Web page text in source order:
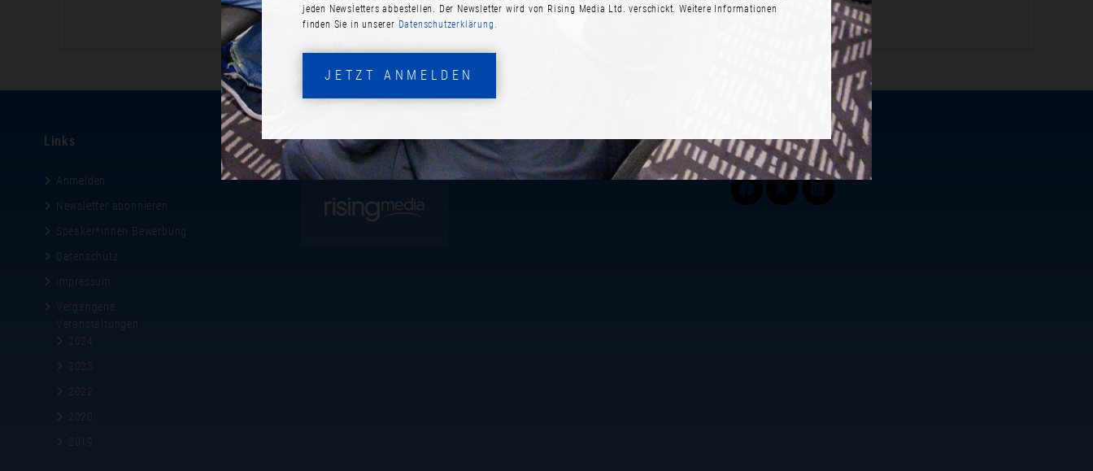
Links
Anmelden
Newsletter abonnieren
Speaker*innen Bewerbung
Datenschutz
Impressum
Vergangene
Veranstaltungen
2024
2023
2022
2020
2019
Gastgeber Follow
jeden Newsletters abbestellen. Der Newsletter wird von Rising Media Ltd. verschickt. Weitere Informationen
finden Sie in unserer Datenschutzerklärung.
JETZT ANMELDEN